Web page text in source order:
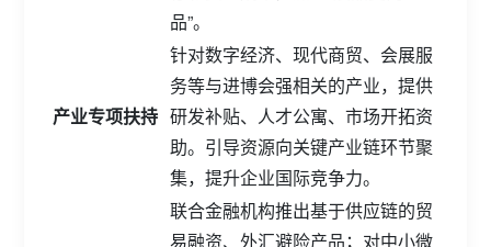
品”。
产业专项扶持
针对数字经济、现代商贸、会展服
务等与进博会强相关的产业，提供
研发补贴、人才公寓、市场开拓资
助。引导资源向关键产业链环节聚
集，提升企业国际竞争力。
联合金融机构推出基于供应链的贸
易融资、外汇避险产品；对中小微